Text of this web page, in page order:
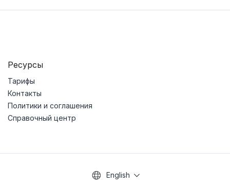
Ресурсы
Тарифы
Контакты
Политики и соглашения
Справочный центр
English